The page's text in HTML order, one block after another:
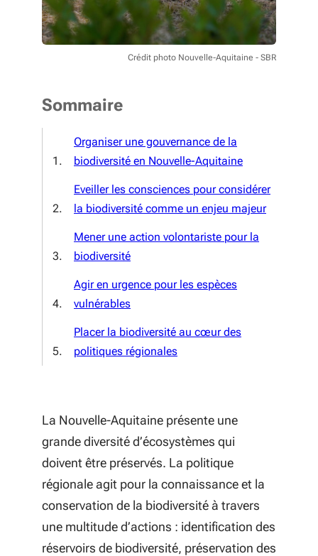
Crédit photo Nouvelle-Aquitaine - SBR
Sommaire
Organiser une gouvernance de la
biodiversité en Nouvelle-Aquitaine
Eveiller les consciences pour considérer
la biodiversité comme un enjeu majeur
Mener une action volontariste pour la
biodiversité
Agir en urgence pour les espèces
vulnérables
Placer la biodiversité au cœur des
politiques régionales
La Nouvelle-Aquitaine présente une
grande diversité d’écosystèmes qui
doivent être préservés. La politique
régionale agit pour la connaissance et la
conservation de la biodiversité à travers
une multitude d’actions : identification des
réservoirs de biodiversité, préservation des